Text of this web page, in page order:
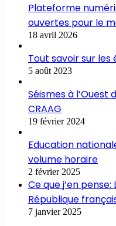
Plateforme
ouvertes pour le
18 avril 2026
Tout savoir sur
5 août 2023
Séismes à l’Ouest
CRAAG
19 février 2024
Education
volume horaire
2 février 2025
Ce que j’en
République
7 janvier 2025